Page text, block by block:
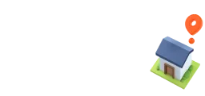
Ron blanco de Bacardi, ideal para